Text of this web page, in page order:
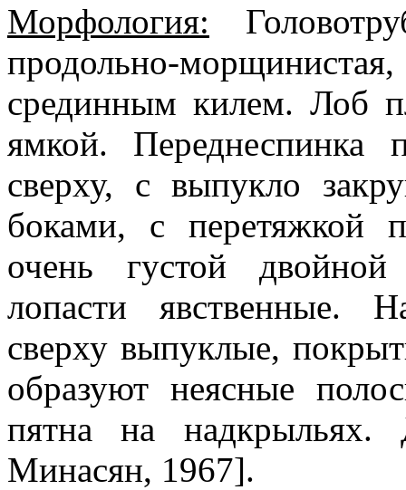
Морфология:
продольно-
срединным килем. Лоб
ямкой. Переднеспинка
сверху, с выпукло
боками, с перетяжкой
очень густой двойной
лопасти явственные.
сверху выпуклые,
образуют неясные
пятна на
Минасян, 1967].